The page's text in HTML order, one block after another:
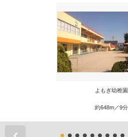
よもぎ幼稚園
約648m／9分